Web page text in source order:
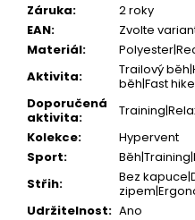
Záruka:
2 roky
EAN:
Zvolte
Materiál:
Aktivita:
Trailový
běh|Fast hike
Doporučená
aktivita:
Kolekce:
Hypervent
Sport:
Střih:
Bez
Udržitelnost: Ano